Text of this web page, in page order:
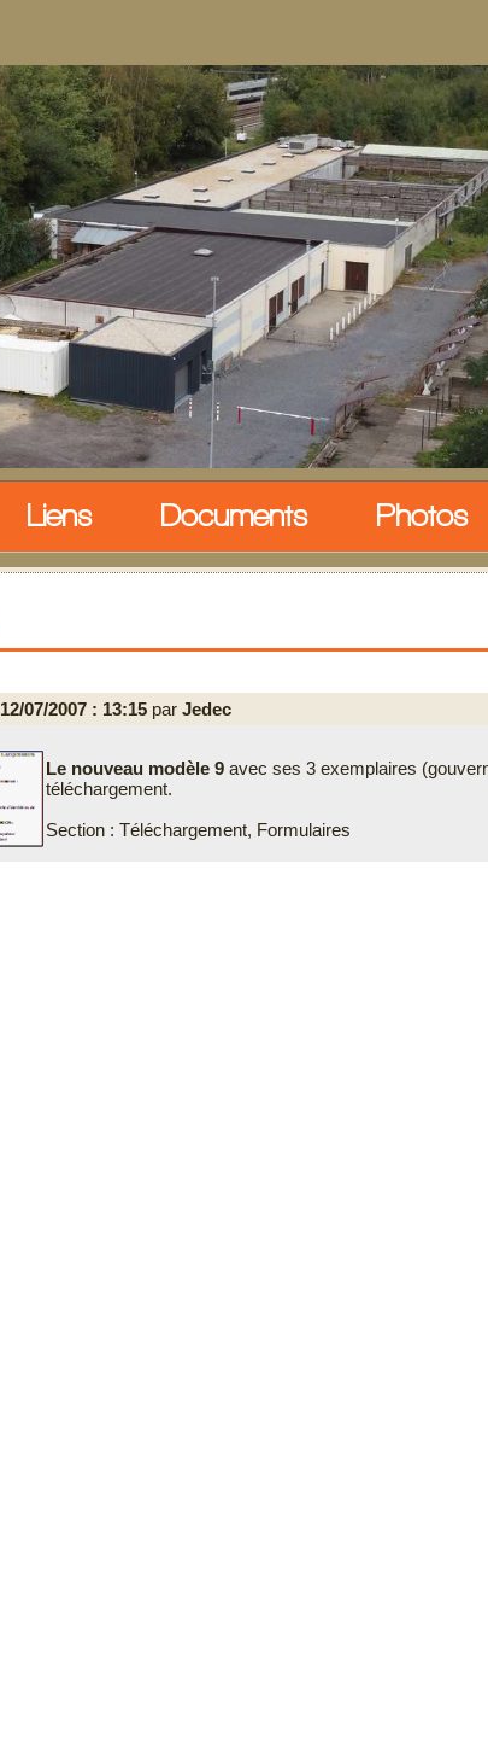
Liens Documents Photos
12/07/2007 : 13:15 par Jedec
Le nouveau modèle 9 avec ses 3 exemplaires
téléchargement.
Section : Téléchargement, Formulaires